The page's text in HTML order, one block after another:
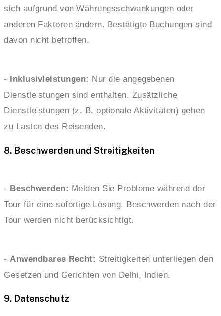
sich aufgrund von Währungsschwankungen oder
anderen Faktoren ändern. Bestätigte Buchungen sind
davon nicht betroffen.
- Inklusivleistungen: Nur die angegebenen
Dienstleistungen sind enthalten. Zusätzliche
Dienstleistungen (z. B. optionale Aktivitäten) gehen
zu Lasten des Reisenden.
8. Beschwerden und Streitigkeiten
- Beschwerden: Melden Sie Probleme während der
Tour für eine sofortige Lösung. Beschwerden nach der
Tour werden nicht berücksichtigt.
- Anwendbares Recht: Streitigkeiten unterliegen den
Gesetzen und Gerichten von Delhi, Indien.
9. Datenschutz